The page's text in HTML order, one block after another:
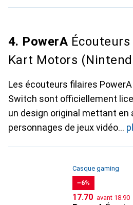
4. PowerA
Kart Motors
Les écouteurs filaires
Switch sont officiellement
un design original mettant en
personnages de jeux vidéo
Casque gaming
−6%
CHF
17.70 avant CHF
18.90